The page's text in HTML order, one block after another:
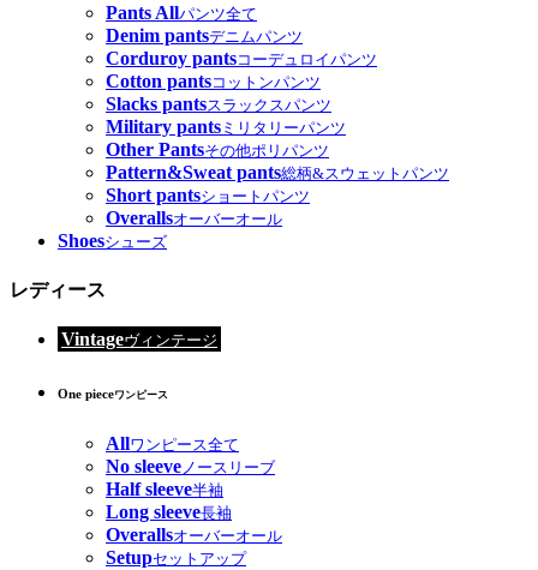
Pants Allパンツ全て
Denim pantsデニムパンツ
Corduroy pantsコーデュロイパンツ
Cotton pantsコットンパンツ
Slacks pantsスラックスパンツ
Military pants ミリタリーパンツ
Other Pantsその他ポリパンツ
Pattern&Sweat pants総柄&スウェットパンツ
Short pantsショートパンツ
Overallsオーバーオール
Shoesシューズ
レディース
Vintageヴィンテージ
One pieceワンピース
Allワンピース全て
No sleeveノースリーブ
Half sleeve半袖
Long sleeve長袖
Overallsオーバーオール
Setupセットアップ